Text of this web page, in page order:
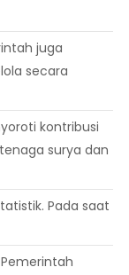
juga
secara
kontribusi
surya dan
Pada saat